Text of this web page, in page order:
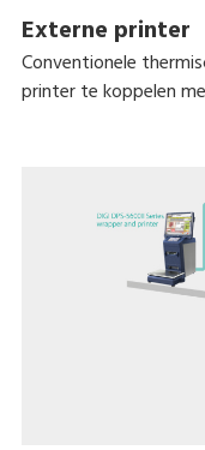
Externe printer
Conventionele
printer te koppelen